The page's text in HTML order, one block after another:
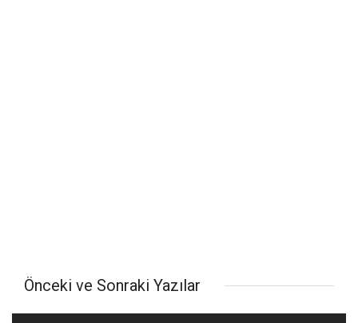
Önceki ve Sonraki Yazılar